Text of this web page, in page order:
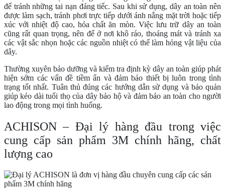
để tránh những tai nạn đáng tiếc. Sau khi sử dụng, dây an toàn nên
được làm sạch, tránh phơi trực tiếp dưới ánh nắng mặt trời hoặc tiếp
xúc với nhiệt độ cao, hóa chất ăn mòn. Việc lưu trữ dây an toàn
cũng rất quan trọng, nên để ở nơi khô ráo, thoáng mát và tránh xa
các vật sắc nhọn hoặc các nguồn nhiệt có thể làm hỏng vật liệu của
dây.
Thường xuyên bảo dưỡng và kiểm tra định kỳ dây an toàn giúp phát
hiện sớm các vấn đề tiềm ẩn và đảm bảo thiết bị luôn trong tình
trạng tốt nhất. Tuân thủ đúng các hướng dẫn sử dụng và bảo quản
giúp kéo dài tuổi thọ của dây bảo hộ và đảm bảo an toàn cho người
lao động trong mọi tình huống.
ACHISON – Đại lý hàng đầu trong việc
cung cấp sản phẩm 3M chính hãng, chất
lượng cao